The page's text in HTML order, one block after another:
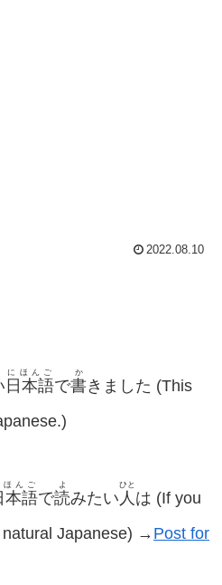
2022.08.10
日本語
にほんご
で書
か
きました (This
本語
ほんご
で読
よ
みたい 人
ひと
は (If you
Japanese) → Post for